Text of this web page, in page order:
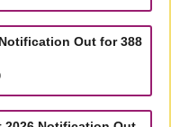
Out for 388